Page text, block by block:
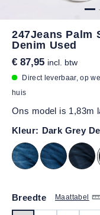
247Jeans Palm
Denim Used
€ 87,95 incl. btw
Direct leverbaar, op
huis
Ons model is 1,83m
Kleur: Dark Grey
Maattabel
Breedte